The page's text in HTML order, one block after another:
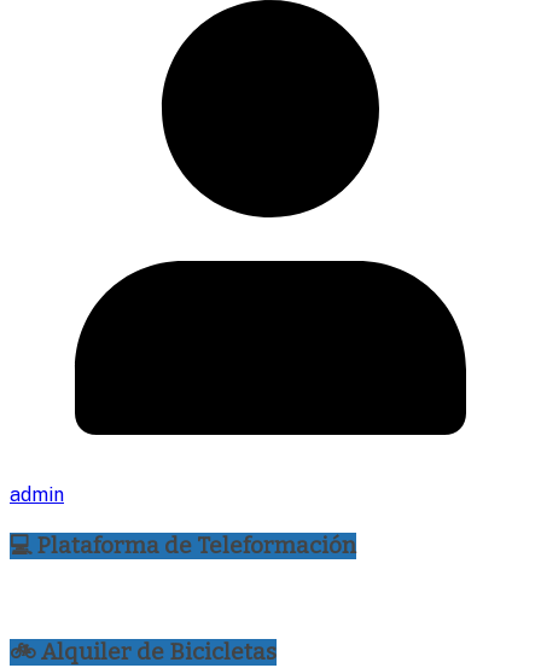
admin
💻 Plataforma de Teleformación
🚲 Alquiler de Bicicletas